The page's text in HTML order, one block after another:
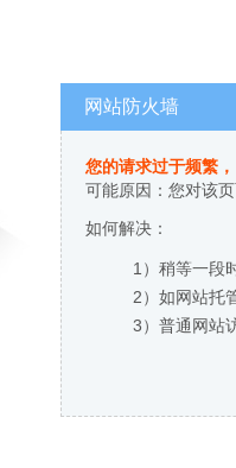
网站防火墙
您的请求过于频繁
可能原因：您对该
如何解决：
1）稍等一段
2）如网站托
3）普通网站